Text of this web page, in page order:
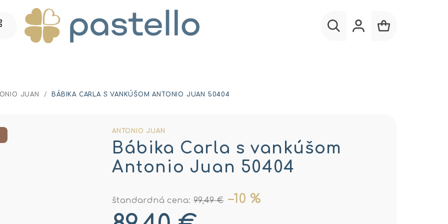
JUAN / BÁBIKA CARLA S VANKÚŠOM ANTONIO JUAN 50404
ANTONIO JUAN
Bábika Carla s vankúšom
Antonio Juan 50404
štandardná cena: 99,49 € –10 %